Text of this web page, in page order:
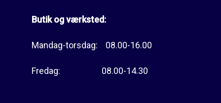
Butik og værksted:
Mandag-torsdag: 08.00-16.00
Fredag: 08.00-14.30